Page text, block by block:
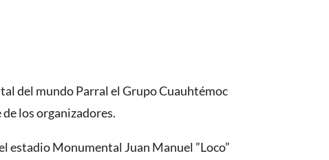
del mundo Parral el Grupo Cuauhtémoc
los organizadores.
estadio Monumental Juan Manuel ”Loco”